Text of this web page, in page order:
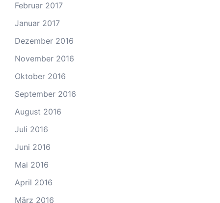
Februar 2017
Januar 2017
Dezember 2016
November 2016
Oktober 2016
September 2016
August 2016
Juli 2016
Juni 2016
Mai 2016
April 2016
März 2016